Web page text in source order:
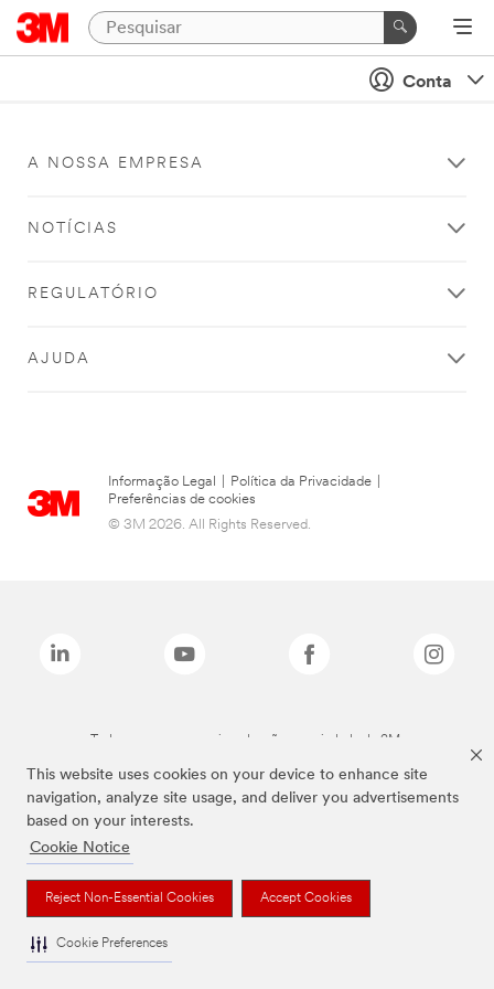
This website uses cookies on your device to enhance site
navigation, analyze site usage, and deliver you advertisements
based on your interests.
Cookie Notice
Reject Non-Essential Cookies Accept Cookies
Cookie Preferences
Conta
A NOSSA EMPRESA
NOTÍCIAS
REGULATÓRIO
AJUDA
Informação Legal Política da Privacidade
Preferências de cookies
© 3M 2026. All Rights Reserved.
Todas as marcas mencionadas são propriedade da 3M.